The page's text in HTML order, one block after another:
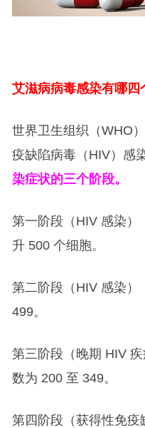
艾滋病病毒感染有哪四
世界卫生组织（WHO
疫缺陷病毒（HIV）感
染症状的三个阶段。
第一阶段（HIV 感染）
升 500 个细胞。
第二阶段（HIV 感染）
499。
第三阶段（晚期 HIV
数为 200 至 349。
第四阶段（获得性免疫